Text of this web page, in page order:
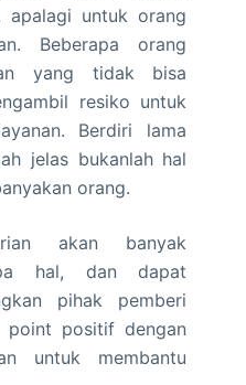
apalagi untuk orang
Beberapa orang
yang tidak bisa
resiko untuk
Berdiri lama
jelas bukanlah hal
orang.
akan banyak
hal, dan dapat
pihak pemberi
point positif dengan
untuk membantu